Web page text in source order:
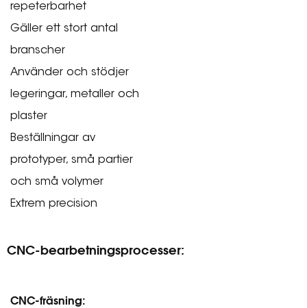
repeterbarhet
Gäller ett stort antal
branscher
Använder och stödjer
legeringar, metaller och
plaster
Beställningar av
prototyper, små partier
och små volymer
Extrem precision
CNC-bearbetningsprocesser:
CNC-fräsning: